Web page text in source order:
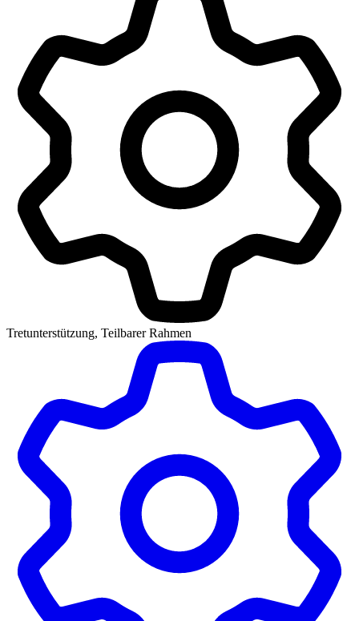
Tretunterstützung, Teilbarer Rahmen